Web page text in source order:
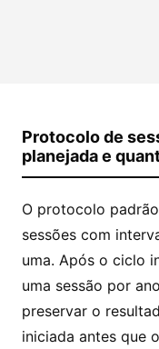
Protocolo de
planejada e
O protocolo
sessões com
uma. Após o ciclo
uma sessão por
preservar o
iniciada antes que